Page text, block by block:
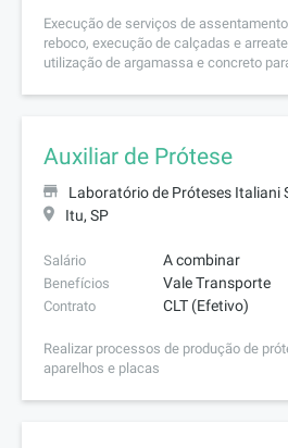
Execução de serviços de
reboco, execução de calçadas e
utilização de argamassa e concreto
Auxiliar de Prótese
Laboratório de Próteses Italiani
Itu, SP
Salário A combinar
Benefícios Vale Transporte
Contrato CLT (Efetivo)
Realizar processos de produção de
aparelhos e placas